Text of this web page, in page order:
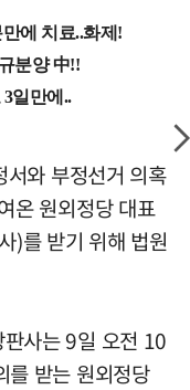
와 부정선거 의혹
온 원외정당 대표
)를 받기 위해 법원
사는 9일 오전 10
를 받는 원외정당